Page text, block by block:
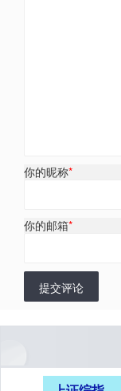
你的昵称*
你的邮箱*
提交评论